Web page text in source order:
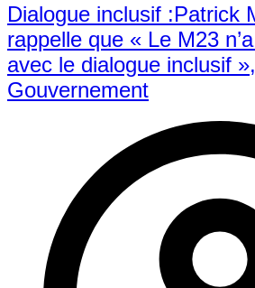
Dialogue inclusif :Patrick
rappelle que « Le M23
avec le dialogue inclusif
Gouvernement